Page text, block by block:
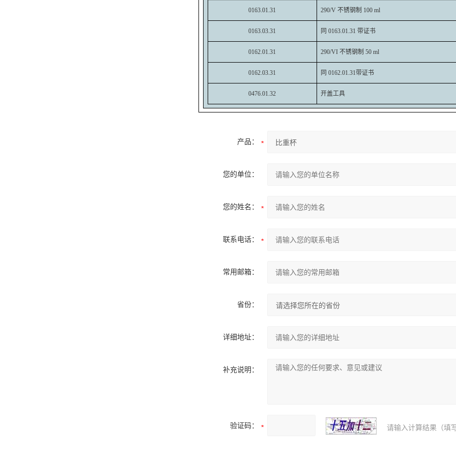
0163.01.31 290/V 不锈钢制 100 ml
0163.03.31 同 0163.01.31 带证书
0162.01.31 290/VI 不锈钢制 50 ml
0162.03.31 同 0162.01.31带证书
0476.01.32 开盖工具
产品：
您的单位：
您的姓名：
联系电话：
常用邮箱：
省份：
详细地址：
补充说明：
验证码： 请输入计算结果（填